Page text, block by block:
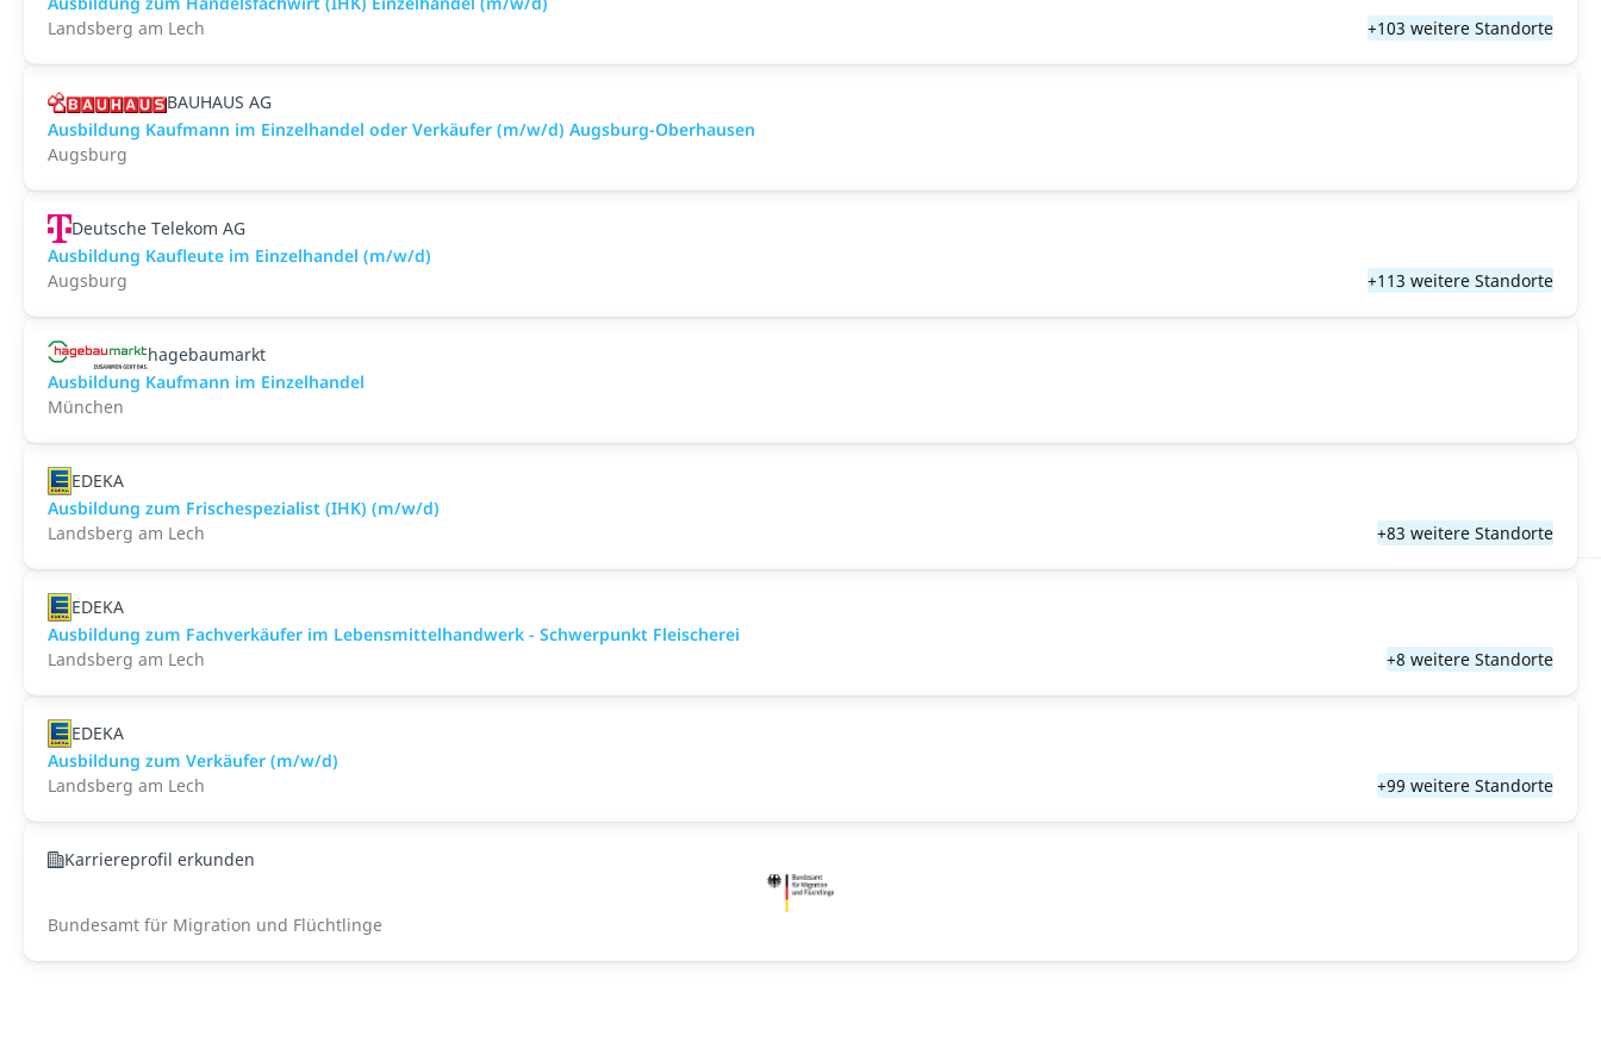
Landsberg am Lech
+103 weitere Standorte
BAUHAUS AG
Ausbildung Kaufmann im Einzelhandel oder Verkäufer (m/w/d) Augsburg-Oberhausen
Augsburg
Deutsche Telekom AG
Ausbildung Kaufleute im Einzelhandel (m/w/d)
Augsburg
+113 weitere Standorte
hagebaumarkt
Ausbildung Kaufmann im Einzelhandel
München
EDEKA
Ausbildung zum Frischespezialist (IHK) (m/w/d)
Landsberg am Lech
+83 weitere Standorte
EDEKA
Ausbildung zum Fachverkäufer im Lebensmittelhandwerk - Schwerpunkt Fleischerei
Landsberg am Lech
+8 weitere Standorte
EDEKA
Ausbildung zum Verkäufer (m/w/d)
Landsberg am Lech
+99 weitere Standorte
Karriereprofil erkunden
Bundesamt für Migration und Flüchtlinge